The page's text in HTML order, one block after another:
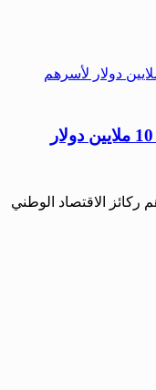
يوميًا، السوريون المغتربون يحولون 10 ملايين دولار
ركائز الاقتصاد الوطني